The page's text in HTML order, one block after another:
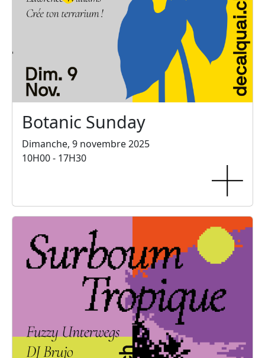
Botanic Sunday
Dimanche, 9 novembre 2025
10H00 - 17H30